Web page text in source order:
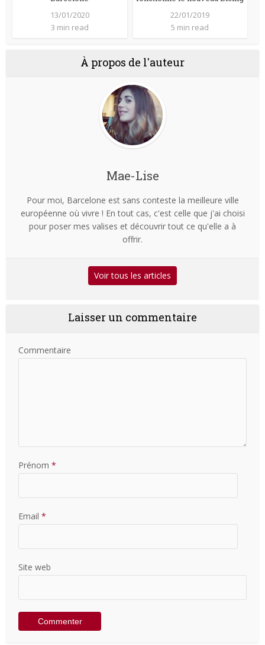
13/01/2020
3 min read
22/01/2019
5 min read
À propos de l'auteur
Mae-Lise
Pour moi, Barcelone est sans conteste la meilleure ville
européenne où vivre ! En tout cas, c'est celle que j'ai choisi
pour poser mes valises et découvrir tout ce qu'elle a à
offrir.
Voir tous les articles
Laisser un commentaire
Commentaire
Prénom *
Email *
Site web